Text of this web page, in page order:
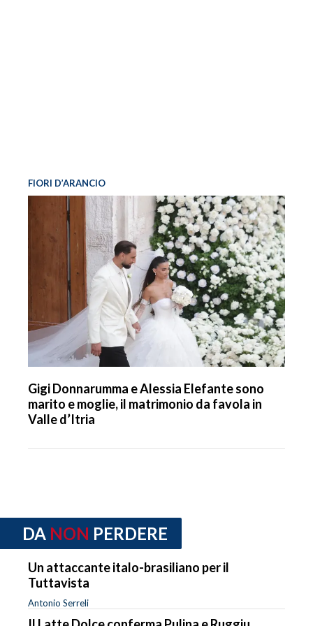
FIORI D’ARANCIO
Gigi Donnarumma e Alessia Elefante sono
marito e moglie, il matrimonio da favola in
Valle d’Itria
DA NON PERDERE
Un attaccante italo-brasiliano per il
Tuttavista
Antonio Serreli